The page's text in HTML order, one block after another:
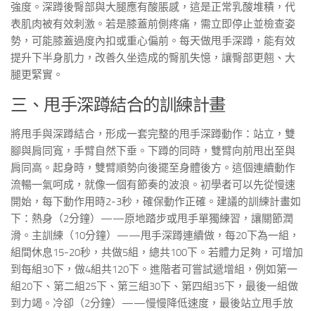
強度。深蹲後臀部與大腿應有酸脹感，這是正常乳酸堆積，代
表肌肉被有效刺激。若是膝蓋前側疼痛，需立即停止並檢查姿
勢，可能膝蓋過度內扣或重心偏前。每天做甩手深蹲，能有效
提升下半身肌力，改善久坐造成的臀肌失憶，讓臀部更翹、大
腿更緊實。
三、甩手深蹲結合的訓練計畫
將甩手與深蹲結合，形成一套完整的甩手深蹲動作：站立，雙
腳與肩同寬，手臂自然下垂。下蹲的同時，雙臂向前甩出至與
肩同高。起身時，雙臂順勢向後擺至身體後方。這個連續動作
流暢一氣呵成，就像一個有節奏的波浪。初學者可以先從慢速
開始，每下動作用時2-3秒，確保動作正確。建議的訓練計畫如
下：熱身（2分鐘）——原地踏步或甩手單獨練習，讓關節潤
滑。主訓練（10分鐘）——甩手深蹲連續做，每20下為一組，
組間休息15-20秒，共做5組，總共100下。若體力足夠，可增加
到每組30下，做4組共120下。進階者可嘗試遞增組，例如第一
組20下、第二組25下、第三組30下、第四組35下，最後一組做
到力竭。冷卻（2分鐘）——慢慢降低速度，最後站立甩手放